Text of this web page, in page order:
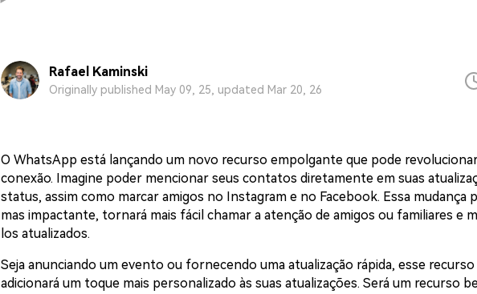
Rafael Kaminski
Originally published May 09, 25, updated Mar 20, 26
O WhatsApp está lançando um novo recurso empolgante que pode
conexão. Imagine poder mencionar seus contatos diretamente em suas
status, assim como marcar amigos no Instagram e no Facebook. Essa mudança
mas impactante, tornará mais fácil chamar a atenção de amigos ou familiares e
los atualizados.
Seja anunciando um evento ou fornecendo uma atualização rápida, esse recurso
adicionará um toque mais personalizado às suas atualizações. Será um recurso